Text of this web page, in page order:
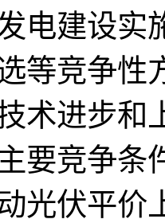
电建设
等竞争性
术进步和
要竞争条
光伏平价